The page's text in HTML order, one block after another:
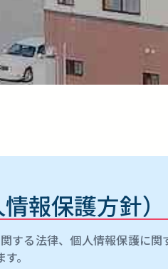
報保護方針）
する法律、個人情報保護に関
。